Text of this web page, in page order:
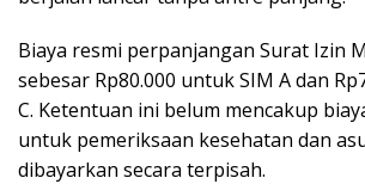
Biaya resmi perpanjangan Surat Izin
sebesar Rp80.000 untuk SIM A dan
C. Ketentuan ini belum mencakup
untuk pemeriksaan kesehatan dan
dibayarkan secara terpisah.